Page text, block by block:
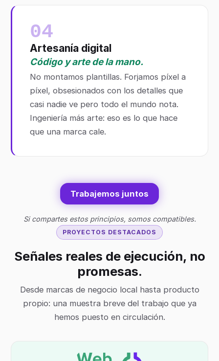
04
Artesanía digital
Código y arte de la mano.
No montamos plantillas. Forjamos píxel a
píxel, obsesionados con los detalles que
casi nadie ve pero todo el mundo nota.
Ingeniería más arte: eso es lo que hace
que una marca cale.
Trabajemos juntos
Si compartes estos principios, somos compatibles.
PROYECTOS DESTACADOS
Señales reales de ejecución, no
promesas.
Desde marcas de negocio local hasta producto
propio: una muestra breve del trabajo que ya
hemos puesto en circulación.